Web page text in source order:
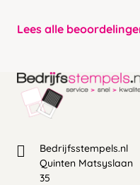
Lees alle
Bedrijfsstempels.nl
Quinten Matsyslaan
35